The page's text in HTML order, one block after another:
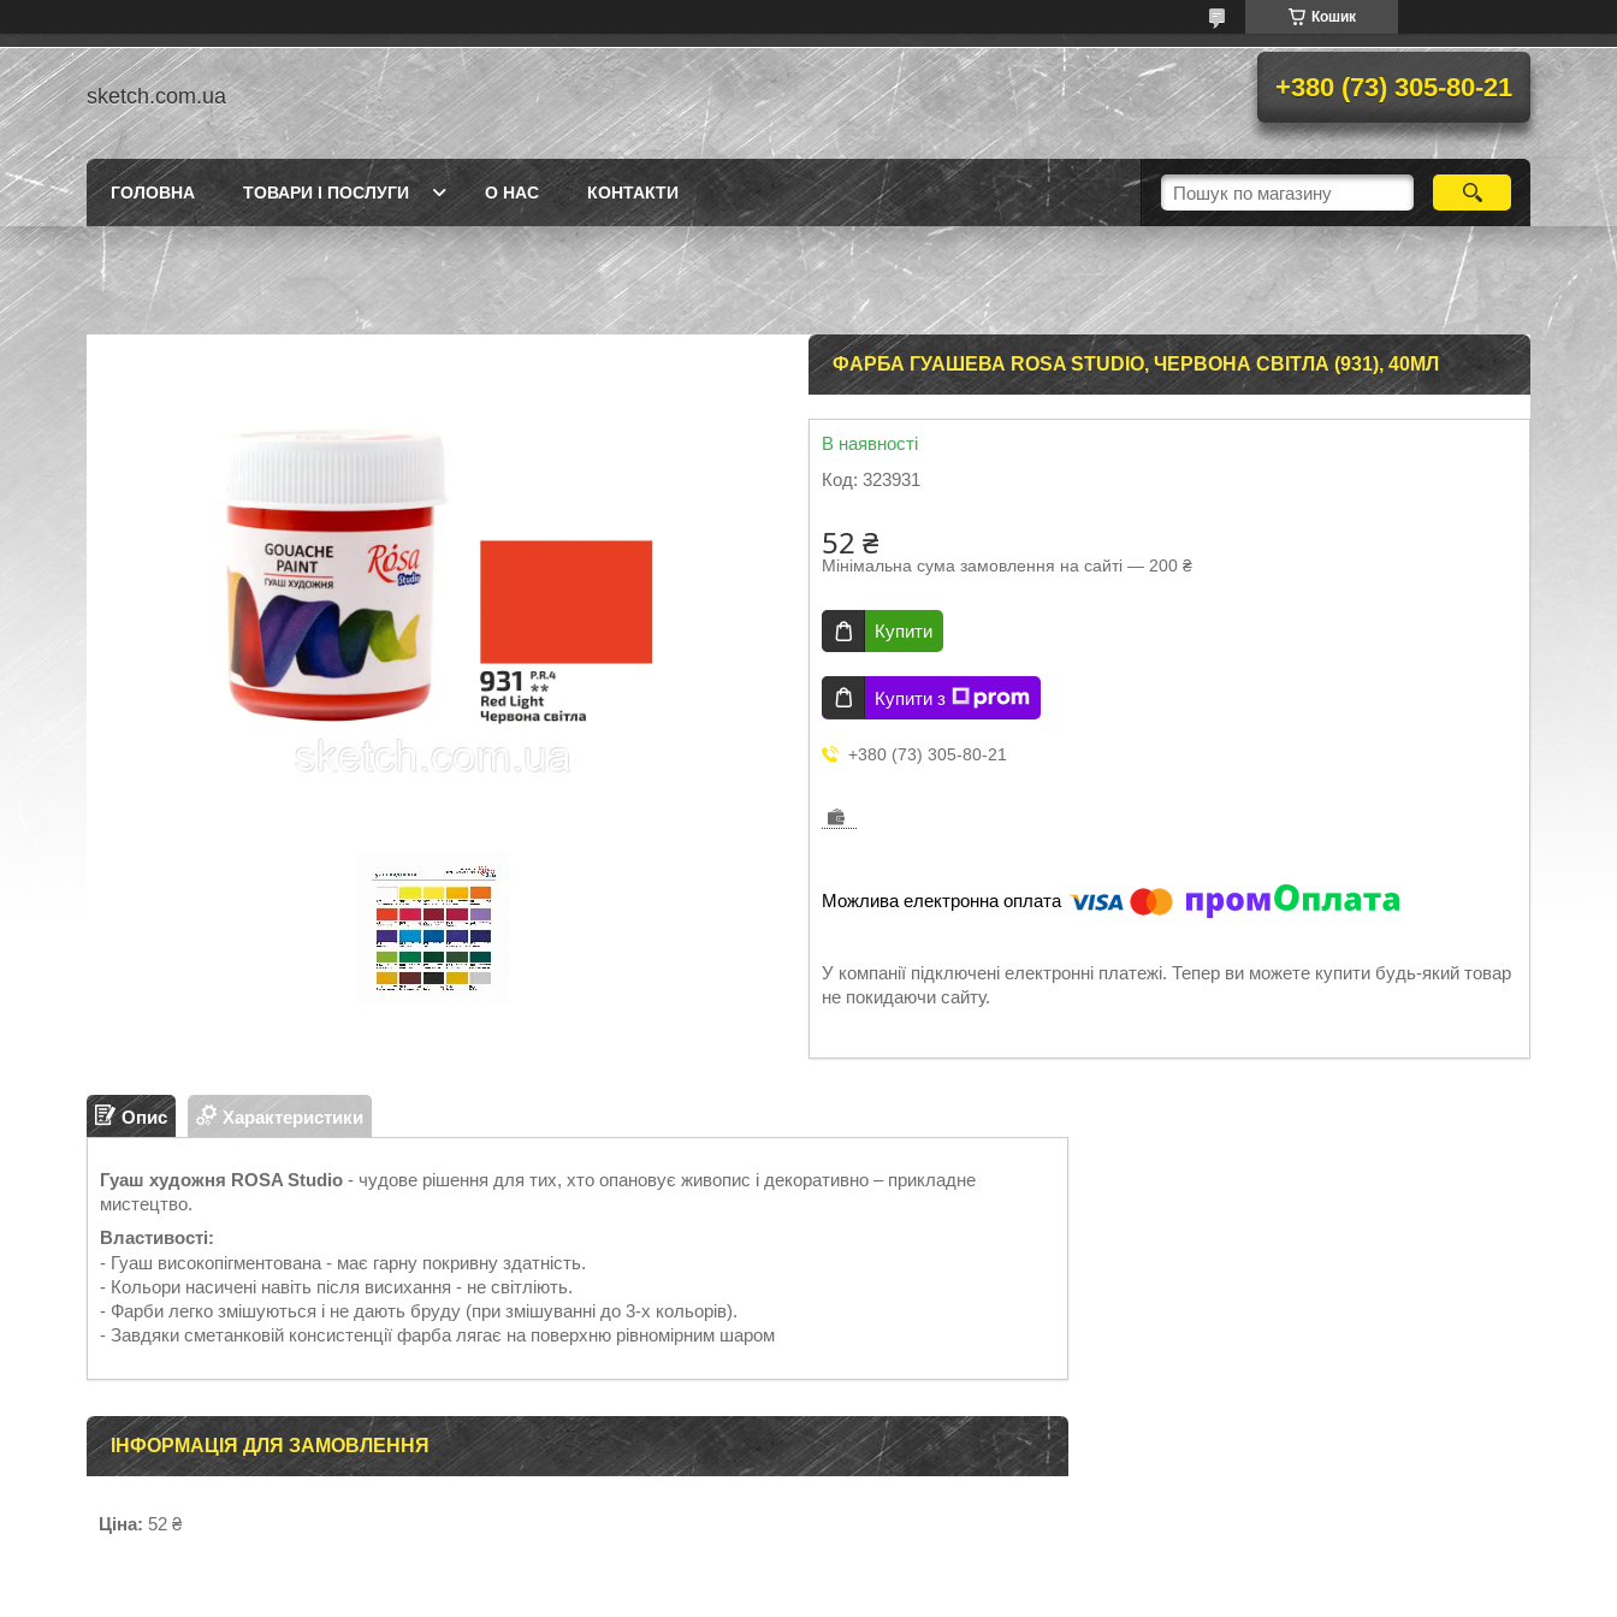
Кошик
sketch.com.ua +380 (73) 305-80-21
ГОЛОВНА ТОВАРИ І ПОСЛУГИ О НАС КОНТАКТИ
ФАРБА ГУАШЕВА ROSA STUDIO, ЧЕРВОНА СВІТЛА (931), 40МЛ
В наявності
Код: 323931
52 ₴
Мінімальна сума замовлення на сайті — 200 ₴
Купити
Купити з
+380 (73) 305-80-21
У компанії підключені електронні платежі. Тепер ви можете купити будь-який товар
не покидаючи сайту.
Опис Характеристики
Гуаш художня ROSA Studio - чудове рішення для тих, хто опановує живопис і декоративно – прикладне
мистецтво.
Властивості:
- Гуаш високопігментована - має гарну покривну здатність.
- Кольори насичені навіть після висихання - не світліють.
- Фарби легко змішуються і не дають бруду (при змішуванні до 3-х кольорів).
- Завдяки сметанковій консистенції фарба лягає на поверхню рівномірним шаром
ІНФОРМАЦІЯ ДЛЯ ЗАМОВЛЕННЯ
Ціна: 52 ₴